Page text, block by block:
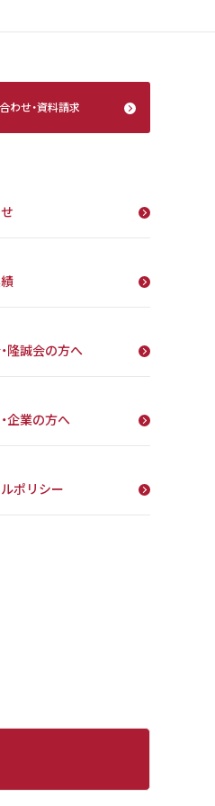
わせ・資料請求
隆誠会の方へ
企業の方へ
ポリシー